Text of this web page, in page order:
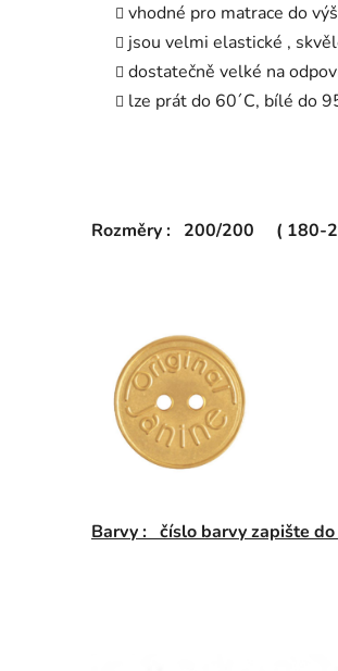
vhodné pro matrace do
jsou velmi elastické ,
dostatečně velké na
lze prát do 60´C, bílé do
Rozměry : 200/200 ( 180-
Barvy : číslo barvy zapište do